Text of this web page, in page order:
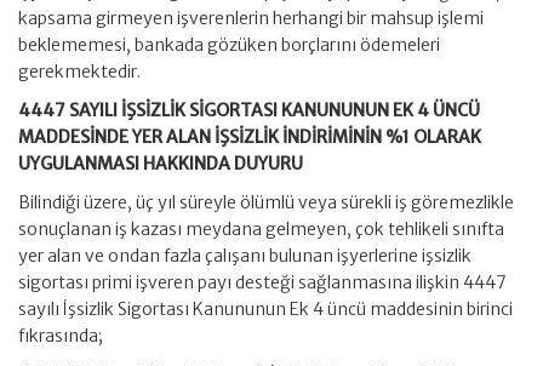
kapsama girmeyen işverenlerin herhangi bir mahsup işlemi
beklememesi, bankada gözüken borçlarını ödemeleri
gerekmektedir.
4447 SAYILI İŞSİZLİK SİGORTASI KANUNUNUN EK 4 ÜNCÜ
MADDESİNDE YER ALAN İŞSİZLİK İNDİRİMİNİN %1 OLARAK
UYGULANMASI HAKKINDA DUYURU
Bilindiği üzere, üç yıl süreyle ölümlü veya sürekli iş göremezlikle
sonuçlanan iş kazası meydana gelmeyen, çok tehlikeli sınıfta
yer alan ve ondan fazla çalışanı bulunan işyerlerine işsizlik
sigortası primi işveren payı desteği sağlanmasına ilişkin 4447
sayılı İşsizlik Sigortası Kanununun Ek 4 üncü maddesinin birinci
fıkrasında;